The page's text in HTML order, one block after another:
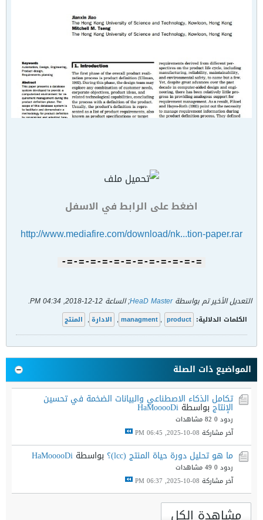
اضغط على الرابط في الاسفل
http://www.mediafire.com/download/nk...tion-paper.rar
=-=-=-=-=-=-=-=-=-=-=-=-
التعديل الأخير تم بواسطةHeaD Master; الساعة 12-12-2018, 04:34 PM
.
الكلمات الدلالية: managment , product
, الادارة , المنتج
المواضيع ذات الصلة
تكامل الذكاء الاصطناعي والبيانات الضخمة في تحسين
الإنتاج بواسطة HaMooooDi
ردود 0
82 مشاهدات
آخر مشاركة 08-10-2025, 06:45 PM
ما هو تحليل دورة حياة المنتج (lcc)؟ بواسطة HaMooooDi
ردود 0
49 مشاهدات
آخر مشاركة 08-10-2025, 06:37 PM
مشاهدة الكل